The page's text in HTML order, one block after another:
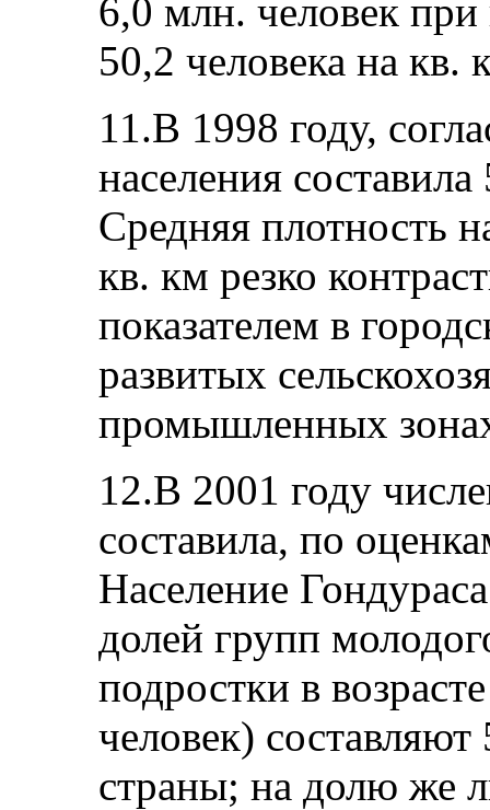
6,0 млн. человек при
50,2 человека на кв.
11.В 1998 году,
населения
Средняя плотность
кв. км резко
показателем в
развитых
промышленных
12.В 2001 году
составила, по
Население
долей групп
подростки в
человек) составляют
страны; на долю же